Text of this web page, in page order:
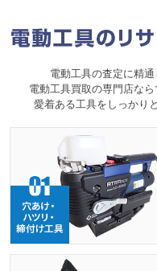
電動工具の査定に精通
電動工具買取の専門店な
愛着ある工具をしっかり